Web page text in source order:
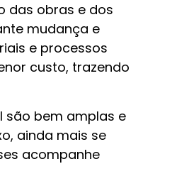
das obras e dos
mudança e
e processos
custo, trazendo
são bem amplas e
ainda mais se
acompanhe